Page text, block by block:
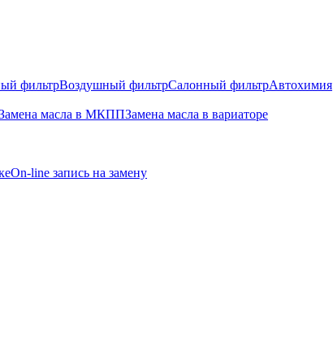
фильтрВоздушный фильтрСалонный фильтрАвтохимия
масла в МКППЗамена масла в вариаторе
On-line запись на замену